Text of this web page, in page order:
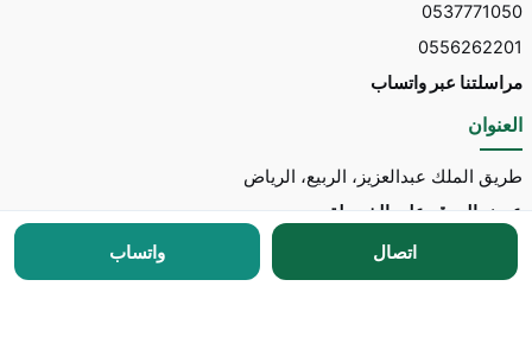
0537771050
0556262201
مراسلتنا عبر واتساب
العنوان
طريق الملك عبدالعزيز، الربيع، الرياض
عرض الموقع على الخريطة
مكتب توسط للاستقدام
اتصال واتساب